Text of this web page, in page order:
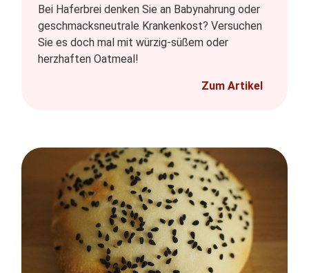
Bei Haferbrei denken Sie an Babynahrung oder
geschmacksneutrale Krankenkost? Versuchen
Sie es doch mal mit würzig-süßem oder
herzhaften Oatmeal!
Zum Artikel